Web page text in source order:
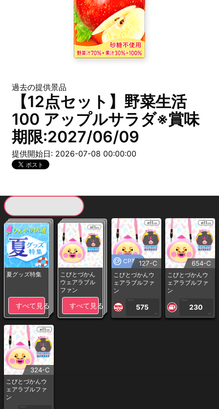
過去の提供景品
【12点セット】野菜生活
100 アップルサラダ※賞味
期限:2027/06/09
提供開始日: 2026-07-08 00:00:00
夏グッズ特集
すべて見る
こびとづかん
ウェアラブル
ファン
すべて見る
CP専用127-C
こびとづかんウ
ェアラブルファ
ン
1PLAY
575
CP
654-C
こびとづかんウ
ェアラブルファ
ン
1PLAY
230
CP
324-C
こびとづかんウ
ェアラブルファ
ン
1PLAY